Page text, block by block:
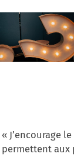
« J’encourage
permettent aux